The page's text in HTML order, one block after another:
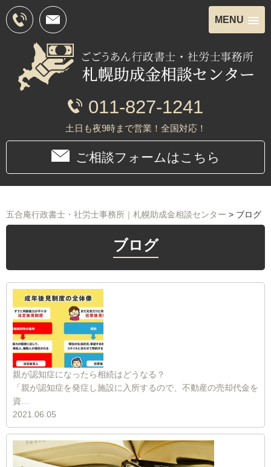
MENU
011-827-1241
土日も夜9時まで営業！全国対応！
ご相談フォームはこちら
五合庵行政書士・社労士事務所｜札幌助成金相談センター > ブログ
ブログ
親が認知症になったら相続はどうなる？
「親が認知症を発症し施設に入所するので、不動産の売却代金を
資…
2021.06.05